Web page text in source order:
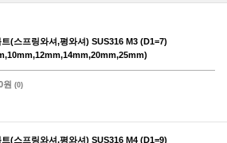
(스프링와셔,평와셔) SUS316 M3 (D1=7)
원 (0)
(스프링와셔,평와셔) SUS316 M4 (D1=9)